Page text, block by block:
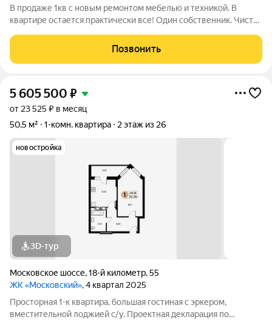
В продаже 1кв с новым ремонтом мебелью и техникой. В
квартире остается практически все! Один собственник. Чистая
Позвонить
5 605 500 ₽
от 23 525 ₽ в месяц
50,5 м²
1-комн. квартира 2 этаж из 26
новостройка
3D-тур
Московское шоссе,18-й километр,55
ЖК «Московский», 4 квартал 2025
Просторная 1-к квартира, большая гостиная с эркером,
вместительной лоджией с/у. Проектная декларация по